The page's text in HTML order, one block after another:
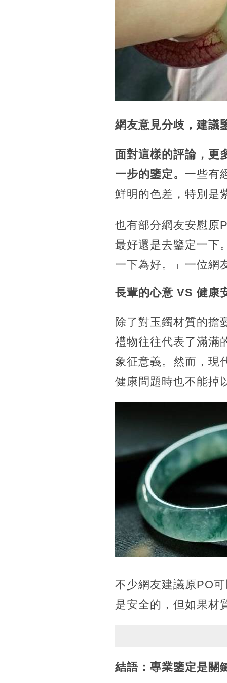
網友意見分歧，建議
面對這樣的評論，更
一步的鑒定。 一些有
鮮明的色差，特別是
也有部分網友安慰原
最好還是去鑒定一下
一下為好。」一位網
長輩的心意 VS 健康
除了對玉鐲材質的擔
禮物往往代表了滿滿
象征意義。然而，現
健康問題時也不能掉
不少網友建議原PO
是安全的，但如果材
結語：專業鑒定是關